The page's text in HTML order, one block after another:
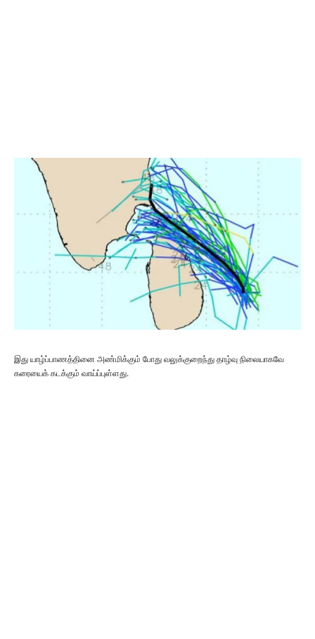
இது யாழ்ப்பாணத்தினை அண்மிக்கும் போது வலுக்குறைந்து தாழ்வு நிலையாகவே
கரையைக் கடக்கும் வாய்ப்புள்ளது.